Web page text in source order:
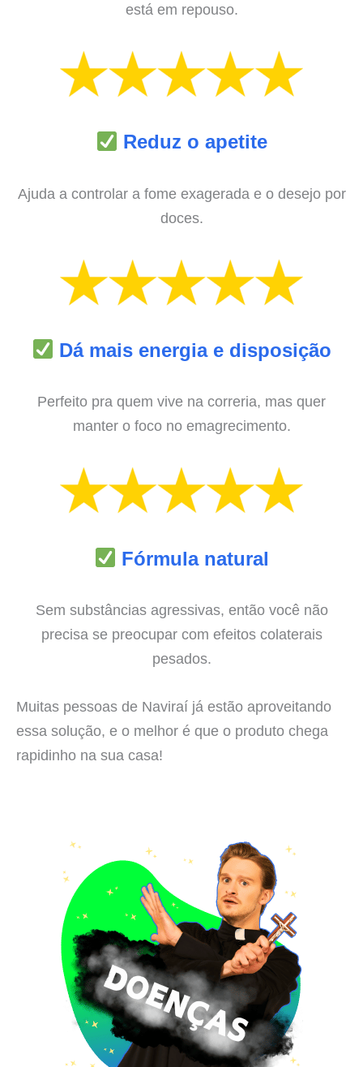
está em repouso.
Reduz o apetite
Ajuda a controlar a fome exagerada e o desejo por
doces.
Dá mais energia e disposição
Perfeito pra quem vive na correria, mas quer
manter o foco no emagrecimento.
Fórmula natural
Sem substâncias agressivas, então você não
precisa se preocupar com efeitos colaterais
pesados.
Muitas pessoas de Naviraí já estão aproveitando
essa solução, e o melhor é que o produto chega
rapidinho na sua casa!